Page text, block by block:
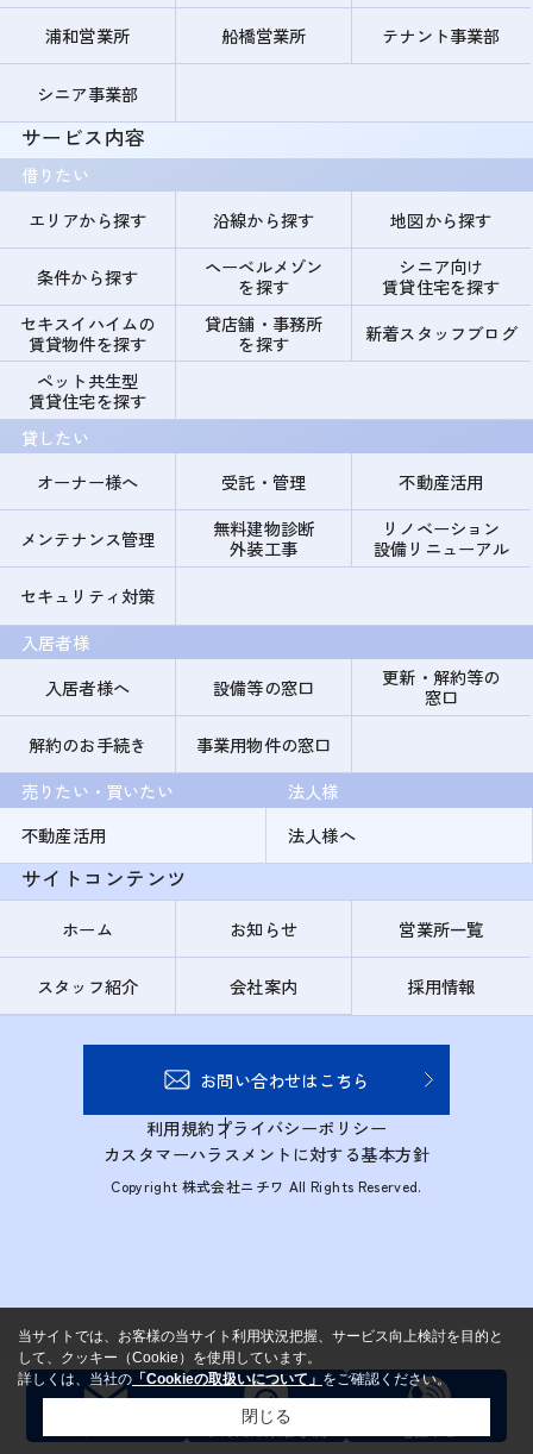
浦和営業所 船橋営業所 テナント事業部
シニア事業部
サービス内容
借りたい
エリアから探す
沿線から探す 地図から探す
条件から探す
ヘーベルメゾン
を探す
シニア向け
賃貸住宅を探す
セキスイハイムの
賃貸物件を探す
貸店舗・事務所
を探す
新着スタッフブログ
ペット共生型
賃貸住宅を探す
貸したい
オーナー様へ
受託・管理 不動産活用
メンテナンス管理
無料建物診断
外装工事
リノベーション
設備リニューアル
セキュリティ対策
入居者様
入居者様へ
設備等の窓口
更新・解約等の
窓口
解約のお手続き
事業用物件の窓口
売りたい・買いたい
不動産活用
法人様
法人様へ
サイトコンテンツ
ホーム お知らせ 営業所一覧
スタッフ紹介 会社案内 採用情報
お問い合わせはこちら
利用規約プライバシーポリシー
カスタマーハラスメントに対する基本方針
Copyright 株式会社ニチワ All Rights Reserved.
当サイトでは、お客様の当サイト利用状況把握、サービス向上検討を目的と
して、クッキー（Cookie）を使用しています。
詳しくは、当社の 「Cookieの取扱いについて」 をご確認ください。
閉じる